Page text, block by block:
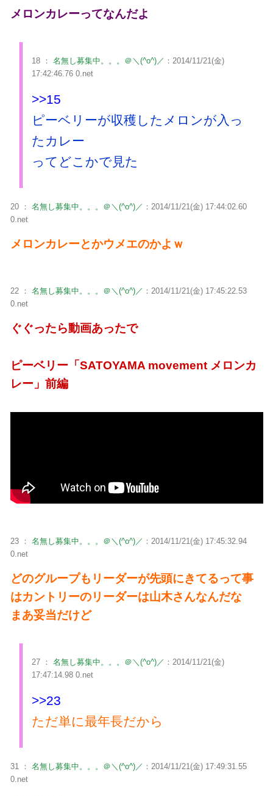
メロンカレーってなんだよ
18 ： 名無し募集中。。。＠＼(^o^)／ ：2014/11/21(金)
17:42:46.76 0.net
>>15
ピーベリーが収穫したメロンが入っ
たカレー
ってどこかで見た
20 ： 名無し募集中。。。＠＼(^o^)／ ：2014/11/21(金) 17:44:02.60
0.net
メロンカレーとかウメエのかよｗ
22 ： 名無し募集中。。。＠＼(^o^)／ ：2014/11/21(金) 17:45:22.53
0.net
ぐぐったら動画あったで
ピーベリー「SATOYAMA movement メロンカ
レー」前編
23 ： 名無し募集中。。。＠＼(^o^)／ ：2014/11/21(金) 17:45:32.94
0.net
どのグループもリーダーが先頭にきてるって事
はカントリーのリーダーは山木さんなんだな
まあ妥当だけど
27 ： 名無し募集中。。。＠＼(^o^)／ ：2014/11/21(金)
17:47:14.98 0.net
>>23
ただ単に最年長だから
31 ： 名無し募集中。。。＠＼(^o^)／ ：2014/11/21(金) 17:49:31.55
0.net